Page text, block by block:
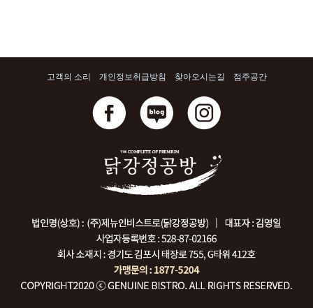
고객의 소리 개인정보취급방침 찾아오시는길 점주공간